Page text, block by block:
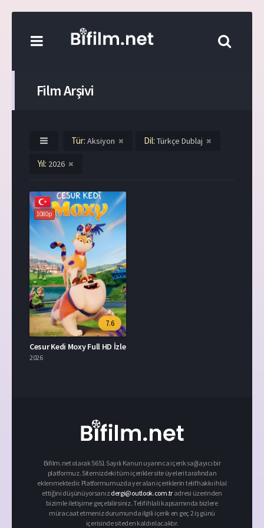
Film Arşivi
Tür: Aksiyon Dil: Türkçe Dublaj
Yıl: 2026
1080p
7.6
Cesur Kedi Moxy Full HD İzle
2026
Bifilm.net olarak 5651 Sayılı Kanun uyarınca içerik sağlayıcı bir
platformuz. Sitemizdeki tüm içerikler site üyeleri tarafından
eklenmektedir. Platformumuzda yer alan içeriklerin telif hakkı ihlal
ettiğini düşünüyorsanızdergi@outlook.com.tr adresi üzerinden
bizimle iletişime geçebilirsiniz. Telif ihlali kapsamında bizlere
müracaat etmeniz durumunda ilgili içerik en geç 2 iş günü
içerisinde siteden kaldırılacaktır.